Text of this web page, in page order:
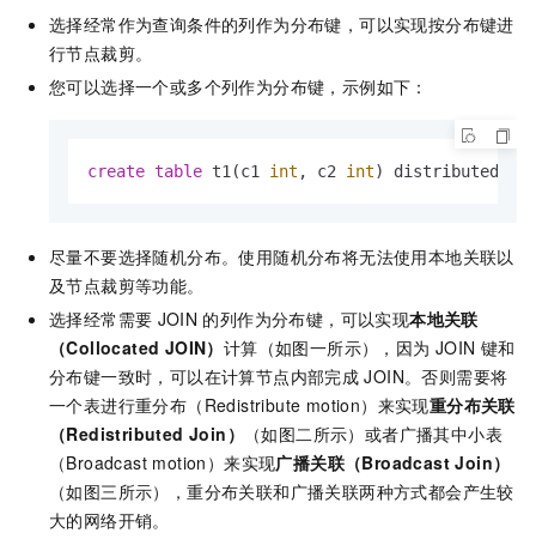
选择经常作为查询条件的列作为分布键，可以实现按分布键进
行节点裁剪。
您可以选择一个或多个列作为分布键，示例如下：
create table t1(c1 int , c2 int) distributed
尽量不要选择随机分布。使用随机分布将无法使用本地关联以
及节点裁剪等功能。
选择经常需要 JOIN 的列作为分布键，可以实现本地关联
（Collocated JOIN） 计算（如图一所示），因为 JOIN 键和
分布键一致时，可以在计算节点内部完成 JOIN。否则需要将
一个表进行重分布（Redistribute motion）来实现重分布关联
（Redistributed Join）
（如图二所示）或者广播其中小表
（Broadcast motion）来实现广播关联（Broadcast Join）
（如图三所示），重分布关联和广播关联两种方式都会产生较
大的网络开销。